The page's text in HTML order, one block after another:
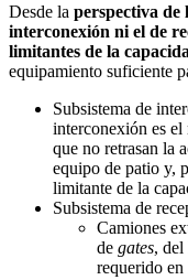
Desde la perspectiva de
interconexión ni el de
limitantes de la
equipamiento suficiente
Subsistema de
interconexión es el
que no retrasan la
equipo de patio y,
limitante de la
Subsistema de
Camiones
de gates,
requerido en